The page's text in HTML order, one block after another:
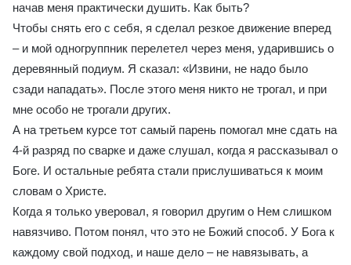
начав меня практически душить. Как быть?
Чтобы снять его с себя, я сделал резкое движение вперед
– и мой одногруппник перелетел через меня, ударившись о
деревянный подиум. Я сказал: «Извини, не надо было
сзади нападать». После этого меня никто не трогал, и при
мне особо не трогали других.
А на третьем курсе тот самый парень помогал мне сдать на
4-й разряд по сварке и даже слушал, когда я рассказывал о
Боге. И остальные ребята стали прислушиваться к моим
словам о Христе.
Когда я только уверовал, я говорил другим о Нем слишком
навязчиво. Потом понял, что это не Божий способ. У Бога к
каждому свой подход, и наше дело – не навязывать, а